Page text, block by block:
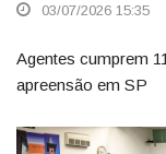
03/07/2026 15:35
Agentes cumprem
apreensão em SP